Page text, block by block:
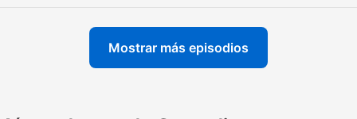
Mostrar más episodios